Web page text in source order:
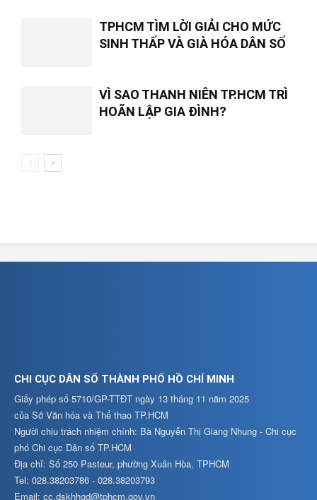
TPHCM TÌM LỜI GIẢI CHO MỨC
SINH THẤP VÀ GIÀ HÓA DÂN SỐ
VÌ SAO THANH NIÊN TP.HCM TRÌ
HOÃN LẬP GIA ĐÌNH?
CHI CỤC DÂN SỐ THÀNH PHỐ HỒ CHÍ MINH
Giấy phép số 5710/GP-TTĐT ngày 13 tháng 11 năm 2025
của Sở Văn hóa và Thể thao TP.HCM
Người chịu trách nhiệm chính: Bà Nguyễn Thị Giang Nhung - Chi cục
phó Chi cục Dân số TP.HCM
Địa chỉ: Số 250 Pasteur, phường Xuân Hòa, TPHCM
Tel: 028.38203786 - 028.38203793
Email: cc.dskhhgd@tphcm.gov.vn